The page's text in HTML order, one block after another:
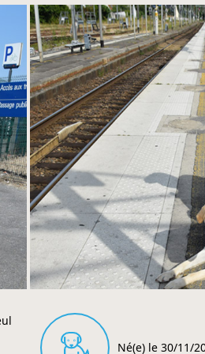
Né(e) le 30/11/